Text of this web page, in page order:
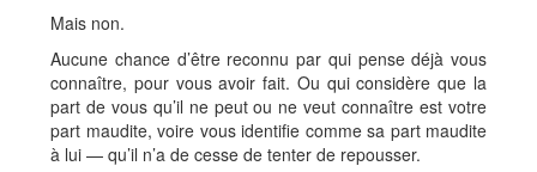
Mais non.
Aucune chance d’être reconnu par qui pense déjà vous
connaître, pour vous avoir fait. Ou qui considère que la
part de vous qu’il ne peut ou ne veut connaître est votre
part maudite, voire vous identifie comme sa part maudite
à lui — qu’il n’a de cesse de tenter de repousser.